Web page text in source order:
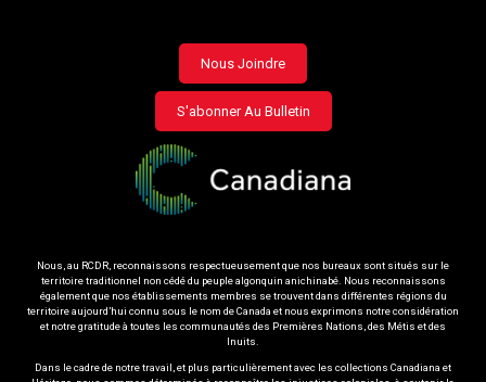
Footer
menu
Nous Joindre
S'abonner Au Bulletin
Nous, au RCDR, reconnaissons respectueusement que nos bureaux sont situés sur le
territoire traditionnel non cédé du peuple algonquin anichinabé. Nous reconnaissons
également que nos établissements membres se trouvent dans différentes régions du
territoire aujourd’hui connu sous le nom de Canada et nous exprimons notre considération
et notre gratitude à toutes les communautés des Premières Nations, des Métis et des
Inuits.
Dans le cadre de notre travail, et plus particulièrement avec les collections Canadiana et